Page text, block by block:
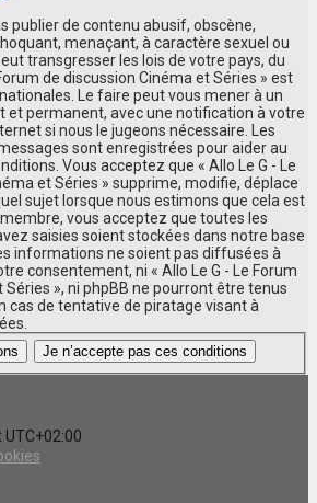
publier de contenu abusif, obscène,
menaçant, à caractère sexuel ou
transgresser les lois de votre pays, du
de discussion Cinéma et Séries » est
Le faire peut vous mener à un
et permanent, avec une notification à votre
si nous le jugeons nécessaire. Les
sont enregistrées pour aider au
Vous acceptez que « Allo Le G - Le
et Séries » supprime, modifie, déplace
sujet lorsque nous estimons que cela est
vous acceptez que toutes les
saisies soient stockées dans notre base
informations ne soient pas diffusées à
consentement, ni « Allo Le G - Le Forum
», ni phpBB ne pourront être tenus
cas de tentative de piratage visant à
UTC+02:00